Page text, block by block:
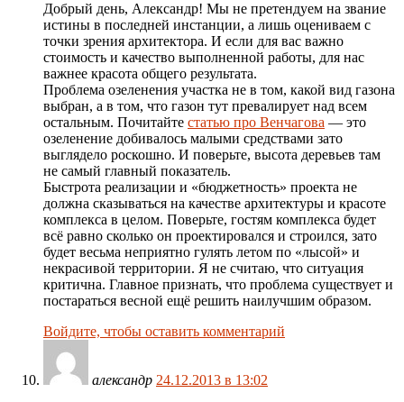
Добрый день, Александр! Мы не претендуем на звание
истины в последней инстанции, а лишь оцениваем с
точки зрения архитектора. И если для вас важно
стоимость и качество выполненной работы, для нас
важнее красота общего результата.
Проблема озеленения участка не в том, какой вид газона
выбран, а в том, что газон тут превалирует над всем
остальным. Почитайте статью про Венчагова — это
озеленение добивалось малыми средствами зато
выглядело роскошно. И поверьте, высота деревьев там
не самый главный показатель.
Быстрота реализации и «бюджетность» проекта не
должна сказываться на качестве архитектуры и красоте
комплекса в целом. Поверьте, гостям комплекса будет
всё равно сколько он проектировался и строился, зато
будет весьма неприятно гулять летом по «лысой» и
некрасивой территории. Я не считаю, что ситуация
критична. Главное признать, что проблема существует и
постараться весной ещё решить наилучшим образом.
Войдите, чтобы оставить комментарий
александр 24.12.2013 в 13:02